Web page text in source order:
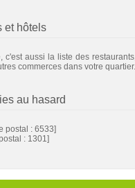
et hôtels
c'est aussi la liste des restaurants,
commerces dans votre quartier.
au hasard
postal : 6533]
: 1301]